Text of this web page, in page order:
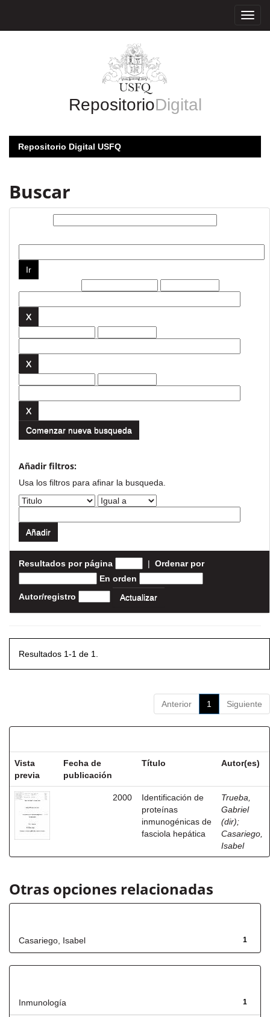
RepositorioDigital
Repositorio Digital USFQ
Buscar
Comenzar nueva busqueda
Añadir filtros:
Usa los filtros para afinar la busqueda.
Resultados por página | Ordenar por
En orden
Autor/registro
Resultados 1-1 de 1.
Anterior 1 Siguiente
Vista
previa
Fecha de
publicación
Título Autor(es)
2000
Identificación de
proteínas
inmunogénicas de
fasciola hepática
Trueba,
Gabriel
(dir);
Casariego,
Isabel
Otras opciones relacionadas
1
Casariego, Isabel
1
Inmunología